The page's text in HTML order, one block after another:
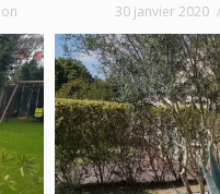
30 janvier 2020